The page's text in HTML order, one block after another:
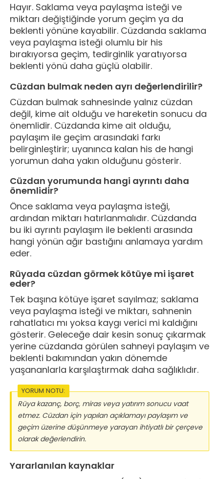
Hayır. Saklama veya paylaşma isteği ve
miktarı değiştiğinde yorum geçim ya da
beklenti yönüne kayabilir. Cüzdanda saklama
veya paylaşma isteği olumlu bir his
bırakıyorsa geçim, tedirginlik yaratıyorsa
beklenti yönü daha güçlü olabilir.
Cüzdan bulmak neden ayrı değerlendirilir?
Cüzdan bulmak sahnesinde yalnız cüzdan
değil, kime ait olduğu ve hareketin sonucu da
önemlidir. Cüzdanda kime ait olduğu,
paylaşım ile geçim arasındaki farkı
belirginleştirir; uyanınca kalan his de hangi
yorumun daha yakın olduğunu gösterir.
Cüzdan yorumunda hangi ayrıntı daha
önemlidir?
Önce saklama veya paylaşma isteği,
ardından miktarı hatırlanmalıdır. Cüzdanda
bu iki ayrıntı paylaşım ile beklenti arasında
hangi yönün ağır bastığını anlamaya yardım
eder.
Rüyada cüzdan görmek kötüye mi işaret
eder?
Tek başına kötüye işaret sayılmaz; saklama
veya paylaşma isteği ve miktarı, sahnenin
rahatlatıcı mı yoksa kaygı verici mi kaldığını
gösterir. Geleceğe dair kesin sonuç çıkarmak
yerine cüzdanda görülen sahneyi paylaşım ve
beklenti bakımından yakın dönemde
yaşananlarla karşılaştırmak daha sağlıklıdır.
YORUM NOTU:
Rüya kazanç, borç, miras veya yatırım sonucu vaat
etmez. Cüzdan için yapılan açıklamayı paylaşım ve
geçim üzerine düşünmeye yarayan ihtiyatlı bir çerçeve
olarak değerlendirin.
Yararlanılan kaynaklar